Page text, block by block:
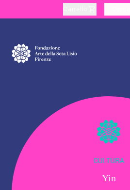
Produzione
Didattica
Cultura
CULTURA
Yin